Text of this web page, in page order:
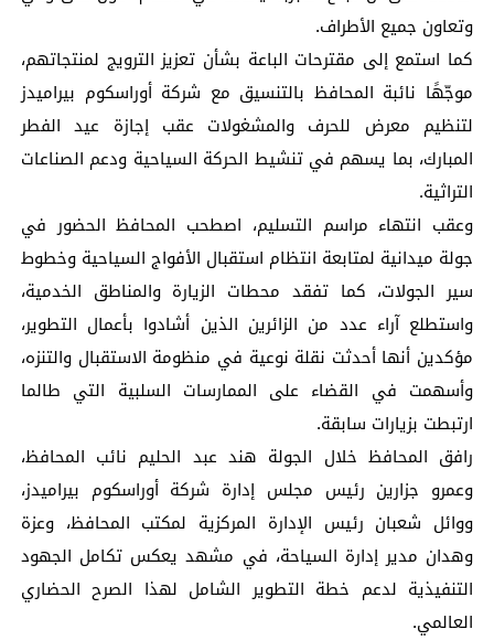
وتعاون جميع الأطراف.
كما استمع إلى مقترحات الباعة بشأن تعزيز الترويج لمنتجاتهم،
موجّهًا نائبة المحافظ بالتنسيق مع شركة أوراسكوم بيراميدز
لتنظيم معرض للحرف والمشغولات عقب إجازة عيد الفطر
المبارك، بما يسهم في تنشيط الحركة السياحية ودعم الصناعات
التراثية.
وعقب انتهاء مراسم التسليم، اصطحب المحافظ الحضور في
جولة ميدانية لمتابعة انتظام استقبال الأفواج السياحية وخطوط
سير الجولات، كما تفقد محطات الزيارة والمناطق الخدمية،
واستطلع آراء عدد من الزائرين الذين أشادوا بأعمال التطوير،
مؤكدين أنها أحدثت نقلة نوعية في منظومة الاستقبال والتنزه،
وأسهمت في القضاء على الممارسات السلبية التي طالما
ارتبطت بزيارات سابقة.
رافق المحافظ خلال الجولة هند عبد الحليم نائب المحافظ،
وعمرو جزارين رئيس مجلس إدارة شركة أوراسكوم بيراميدز،
ووائل شعبان رئيس الإدارة المركزية لمكتب المحافظ، وعزة
وهدان مدير إدارة السياحة، في مشهد يعكس تكامل الجهود
التنفيذية لدعم خطة التطوير الشامل لهذا الصرح الحضاري
العالمي.